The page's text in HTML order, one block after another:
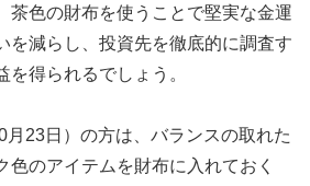
茶色の財布を使うことで堅実な金運
を減らし、投資先を徹底的に調査す
を得られるでしょう。
月23日）の方は、バランスの取れた
色のアイテムを財布に入れておく